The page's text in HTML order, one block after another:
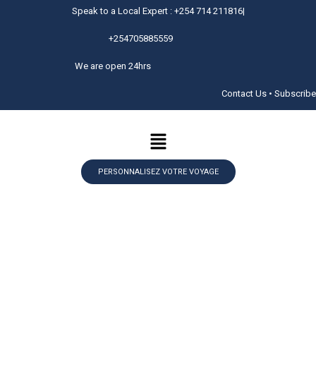
Speak to a Local Expert : +254 714 211816|
+254705885559
We are open 24hrs
Contact Us • Subscribe
PERSONNALISEZ VOTRE VOYAGE